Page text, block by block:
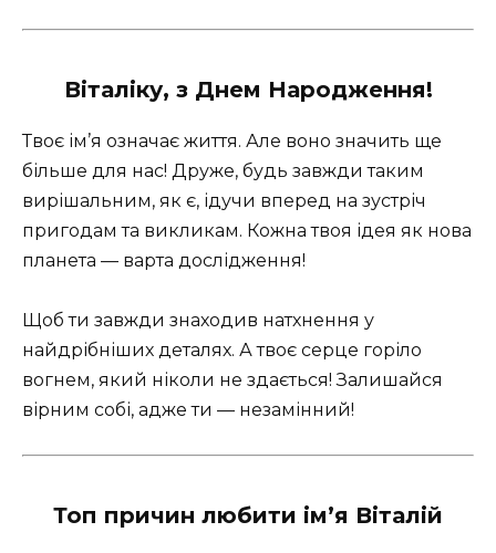
Віталіку, з Днем Народження!
Твоє ім’я означає життя. Але воно значить ще
більше для нас! Друже, будь завжди таким
вирішальним, як є, ідучи вперед на зустріч
пригодам та викликам. Кожна твоя ідея як нова
планета — варта дослідження!
Щоб ти завжди знаходив натхнення у
найдрібніших деталях. А твоє серце горіло
вогнем, який ніколи не здається! Залишайся
вірним собі, адже ти — незамінний!
Топ причин любити ім’я Віталій